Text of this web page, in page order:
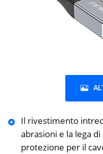
Il rivestimento
abrasioni e la lega
protezione per il